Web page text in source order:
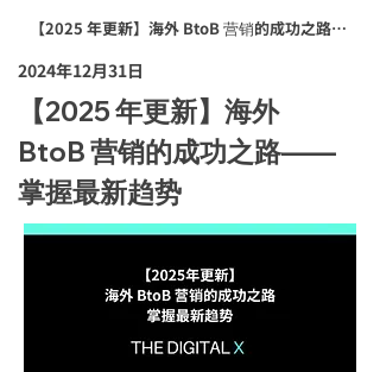
【2025 年更新】海外 BtoB 营销的成功之路——掌
2024年12月31日
【2025 年更新】海外
BtoB 营销的成功之路——
掌握最新趋势